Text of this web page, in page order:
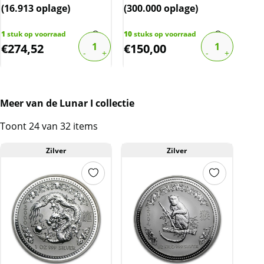
De btw mag hierdoor door ons niet op de
website is inclusief btw.
(16.913 oplage)
1 stuk op voorraad
€274,52
(300.000 oplage)
10stuks op voorraad
€150,00
Meer van de Lunar I collectie
Toont 24 van 32 items
Zilver Zilver